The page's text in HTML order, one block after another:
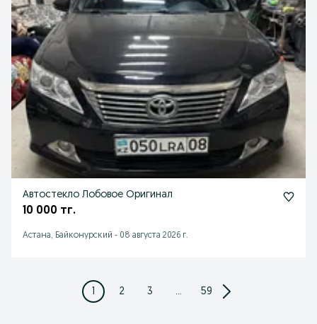
Автостекло Лобовое Оригинал
10 000 тг.
Астана, Байконурский - 08 августа 2026 г.
1 2 3 ... 59